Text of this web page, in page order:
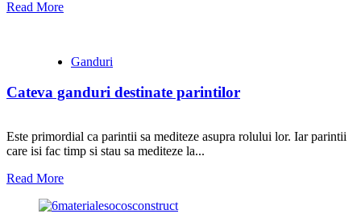
Read More
Ganduri
Cateva ganduri destinate parintilor
Este primordial ca parintii sa mediteze asupra rolului lor. Iar parintii
care isi fac timp si stau sa mediteze la...
Read More